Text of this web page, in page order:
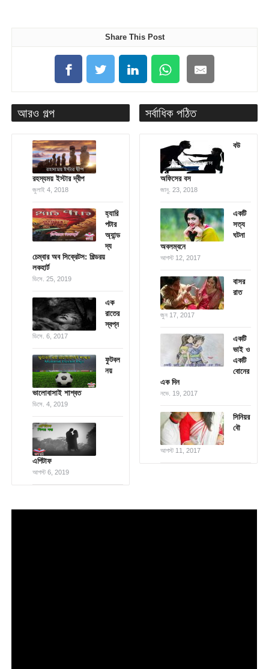
Share This Post
আরও গল্প
রহস্যময় ইস্টার দ্বীপ
জুলাই 4, 2018
হ্যারি
পটার
অ্যান্ড
দ্য
চেম্বার অব সিক্রেটস: গিল্ডরয়
লকহার্ট
ডিসে. 25, 2019
এক
রাতের
স্বপ্ন
ডিসে. 6, 2017
ফুটবল
নয়
ভালোবাসাই শাশ্বত
ডিসে. 4, 2019
এপিটাফ
আগস্ট 6, 2019
সর্বাধিক পঠিত
বউ
অফিসের বস
জানু. 23, 2018
একটি
সত্য
ঘটনা
অবলম্বনে
আগস্ট 12, 2017
বাসর
রাত
জুন 17, 2017
একটি
ভাই ও
একটি
বোনের
এক দিন
নভে. 19, 2017
সিনিয়র
বৌ
আগস্ট 11, 2017